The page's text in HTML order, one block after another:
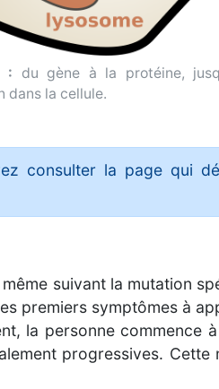
: du gène à la protéine,
dans la cellule.
consulter la page qui
suivant la mutation
premiers symptômes à
la personne commence
progressives. Cette